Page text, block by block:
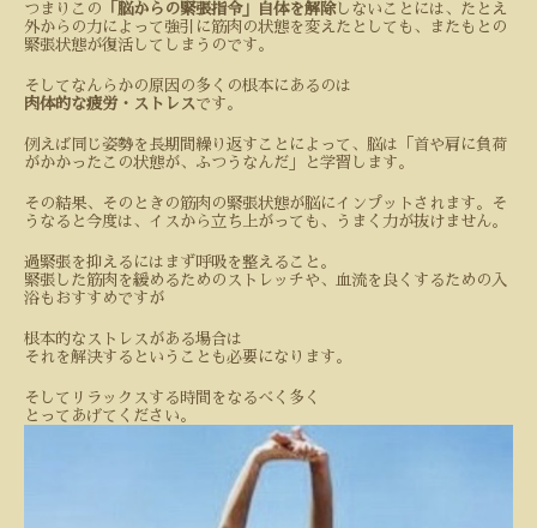
つまりこの 「脳からの緊張指令」自体を解除しないことには、たとえ
外からの力によって強引に筋肉の状態を変えたとしても、またもとの
緊張状態が復活してしまうのです。
そしてなんらかの原因の多くの根本にあるのは
肉体的な疲労・ストレスです。
例えば同じ姿勢を長期間繰り返すことによって、脳は「首や肩に負荷
がかかったこの状態が、ふつうなんだ」と学習します。
その結果、そのときの筋肉の緊張状態が脳にインプットされます。そ
うなると今度は、イスから立ち上がっても、うまく力が抜けません。
過緊張を抑えるにはまず呼吸を整えること。
緊張した筋肉を緩めるためのストレッチや、血流を良くするための入
浴もおすすめですが
根本的なストレスがある場合は
それを解決するということも必要になります。
そしてリラックスする時間をなるべく多く
とってあげてください。